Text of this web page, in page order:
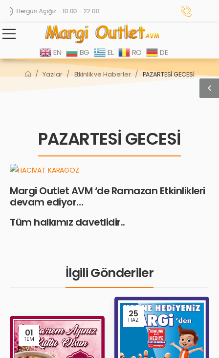
Hergün Açığız - 10:00 - 22:00
EN BG EL RO DE
/ Yazılar / Etkinlik ve Haberler / PAZARTESİ GECESİ
PAZARTESİ GECESİ
Margi Outlet AVM ‘de Ramazan Etkinlikleri
devam ediyor…
Tüm halkımız davetlidir..
İlgili Gönderiler
01
TEM
25
HAZ